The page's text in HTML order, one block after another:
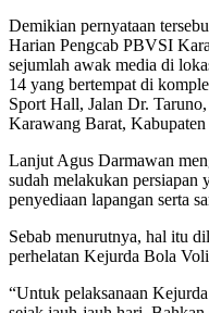
Demikian pernyataan
Harian Pengcab PBVSI
sejumlah awak media di
14 yang bertempat di
Sport Hall, Jalan Dr.
Karawang Barat,
Lanjut Agus Darmawan
sudah melakukan persiapan
penyediaan lapangan serta
Sebab menurutnya, hal itu
perhelatan Kejurda Bola
“Untuk pelaksanaan